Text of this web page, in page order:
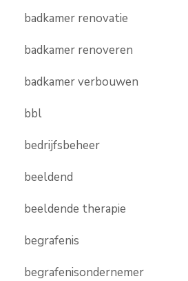
badkamer renovatie
badkamer renoveren
badkamer verbouwen
bbl
bedrijfsbeheer
beeldend
beeldende therapie
begrafenis
begrafenisondernemer